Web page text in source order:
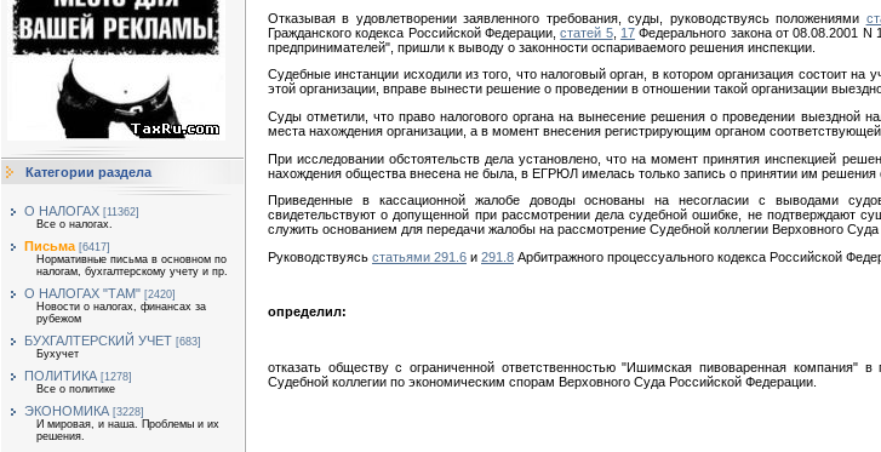
Категории раздела
О НАЛОГАХ [11362]
Все о налогах.
Письма [6417]
Нормативные письма в основном по
налогам, бухгалтерскому учету и пр.
О НАЛОГАХ "ТАМ" [2420]
Новости о налогах, финансах за
рубежом
БУХГАЛТЕРСКИЙ УЧЕТ [683]
Бухучет
ПОЛИТИКА [1278]
Все о политике
ЭКОНОМИКА [3228]
И мировая, и наша. Проблемы и их
решения.
Отказывая в удовлетворении заявленного требования, суды, руководствуясь положениями
Гражданского кодекса Российской Федерации,статей 5, 17Федерального закона от 08.08.2001 N
предпринимателей", пришли к выводу о законности оспариваемого решения инспекции.
Судебные инстанции исходили из того, что налоговый орган, в котором организация состоит
этой организации, вправе вынести решение о проведении в отношении такой организации
Суды отметили, что право налогового органа на вынесение решения о проведении выездной
места нахождения организации, а в момент внесения регистрирующим органом соответствующей
При исследовании обстоятельств дела установлено, что на момент принятия инспекцией
нахождения общества внесена не была, в ЕГРЮЛ имелась только запись о принятии им решения
Приведенные в кассационной жалобе доводы основаны на несогласии с выводами
свидетельствуют о допущенной при рассмотрении дела судебной ошибке, не подтверждают
служить основанием для передачи жалобы на рассмотрение Судебной коллегии Верховного
Руководствуясь статьями 291.6 и 291.8 Арбитражного процессуального кодекса Российской
определил:
отказать обществу с ограниченной ответственностью "Ишимская пивоваренная компания"
Судебной коллегии по экономическим спорам Верховного Суда Российской Федерации.